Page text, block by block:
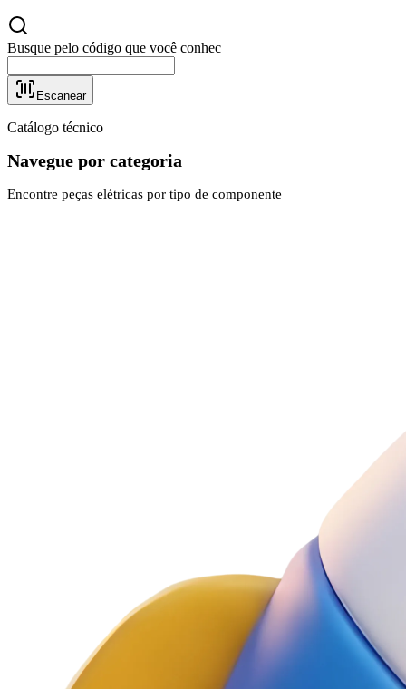
Busque pelo código que você conhece...
Escanear
Catálogo técnico
Navegue por categoria
Encontre peças elétricas por tipo de componente